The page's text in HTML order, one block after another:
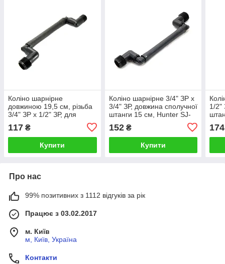
Коліно шарнірне
довжиною 19,5 см, різьба
3/4" ЗР х 1/2" ЗР, для
зрошувачів, Presto-PS
117 ₴
Купити
Коліно шарнірне 3/4" ЗР х
3/4" ЗР, довжина сполучної
штанги 15 см, Hunter SJ-
152₴
Купити
1/2"
174
Про нас
99% позитивних з 1112 відгуків за рік
Працює з 03.02.2017
м. Київ
м, Київ, Україна
Контакти